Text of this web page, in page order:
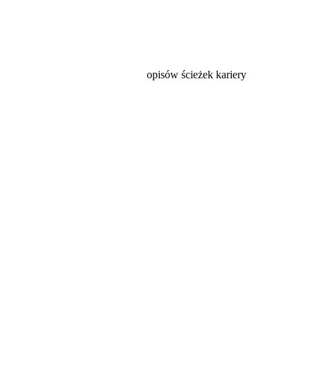
opisów ścieżek kariery